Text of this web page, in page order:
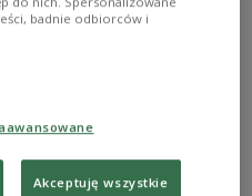
wobec
u nas wskazówek -
chodziło o obronę
Ukrainy, czy też o
na Bliskim Wschodzie
tam trwałego
badnie odbiorców i
Akceptuję wszystkie